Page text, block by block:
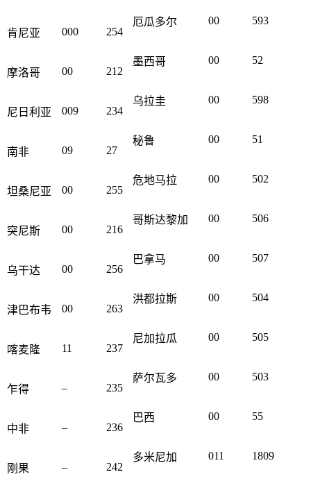
肯尼亚 000 254
摩洛哥 00 212
尼日利亚 009 234
南非 09 27
坦桑尼亚 00 255
突尼斯 00 216
乌干达 00 256
津巴布韦 00 263
喀麦隆 11 237
乍得 – 235
中非 – 236
刚果 – 242
厄瓜多尔 00 593
墨西哥 00 52
乌拉圭 00 598
秘鲁 00 51
危地马拉 00 502
哥斯达黎加 00 506
巴拿马 00 507
洪都拉斯 00 504
尼加拉瓜 00 505
萨尔瓦多 00 503
巴西 00 55
多米尼加 011 1809